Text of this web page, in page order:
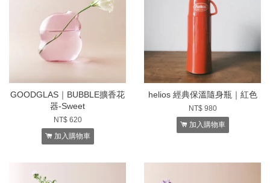
GOODGLAS｜BUBBLE擴香花
器-Sweet
NT$ 620
加入購物車
helios 經典保溫隨身瓶｜紅色
NT$ 980
加入購物車